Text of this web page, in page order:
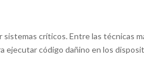
críticos. Entre las técnicas
ejecutar código dañino en los